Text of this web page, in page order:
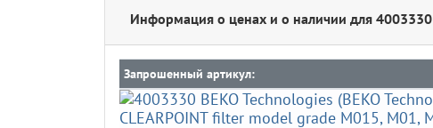
Информация о ценах и о наличии для 4003330
Запрошенный артикул: